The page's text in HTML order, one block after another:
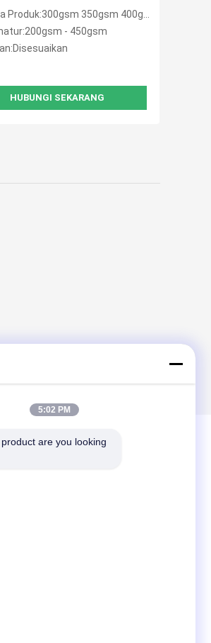
X 1220mm
350gsm 400gsm 400gsm Kertas CCN Daur Ulang Cetak 900mm x 1220mm
- 450gsm
HUBUNGI SEKARANG
5:02 PM
are you looking